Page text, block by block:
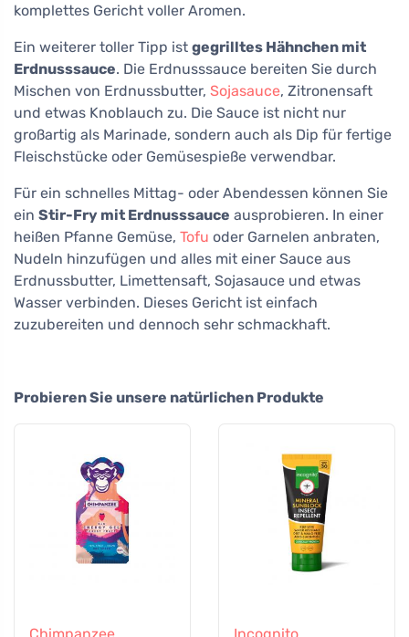
komplettes Gericht voller Aromen.
Ein weiterer toller Tipp ist gegrilltes Hähnchen mit
Erdnusssauce. Die Erdnusssauce bereiten Sie durch
Mischen von Erdnussbutter, Sojasauce, Zitronensaft
und etwas Knoblauch zu. Die Sauce ist nicht nur
großartig als Marinade, sondern auch als Dip für fertige
Fleischstücke oder Gemüsespieße verwendbar.
Für ein schnelles Mittag- oder Abendessen können Sie
ein Stir-Fry mit Erdnusssauce ausprobieren. In einer
heißen Pfanne Gemüse, Tofu oder Garnelen anbraten,
Nudeln hinzufügen und alles mit einer Sauce aus
Erdnussbutter, Limettensaft, Sojasauce und etwas
Wasser verbinden. Dieses Gericht ist einfach
zuzubereiten und dennoch sehr schmackhaft.
Probieren Sie unsere natürlichen Produkte